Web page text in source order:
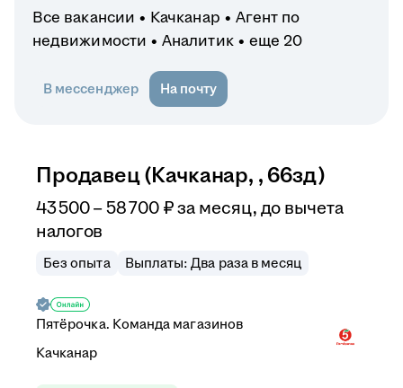
Все вакансии
Качканар
Агент по
недвижимости
Аналитик еще 20
В мессенджер На почту
Продавец (Качканар, , 66зд)
43 500–58 700 ₽ за месяц, до вычета
налогов
Без опыта Выплаты: Два раза в месяц
Пятёрочка. Команда магазинов
Качканар